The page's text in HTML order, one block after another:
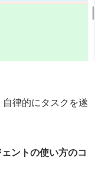
自律的にタスクを遂
ントの使い方のコ